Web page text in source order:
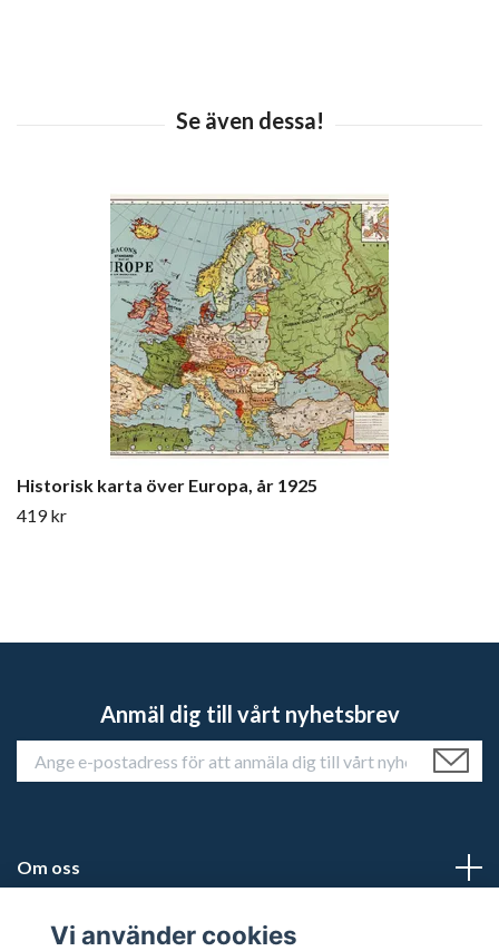
Historisk karta över Europa, år 1925
419 kr
Anmäl dig till vårt nyhetsbrev
Om oss
Kundtjänst
Vi använder cookies